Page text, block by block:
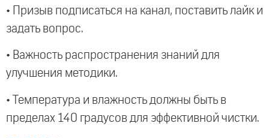
• Призыв подписаться на канал, поставить лайк и
задать вопрос.
• Важность распространения знаний для
улучшения методики.
• Температура и влажность должны быть в
пределах 140 градусов для эффективной чистки.